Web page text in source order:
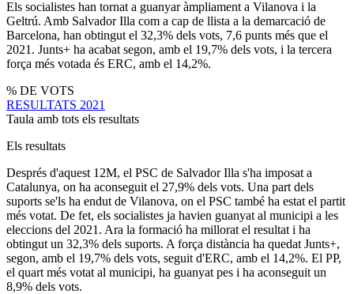
Els socialistes han tornat a guanyar àmpliament a Vilanova i la
Geltrú. Amb Salvador Illa com a cap de llista a la demarcació de
Barcelona, han obtingut el 32,3% dels vots, 7,6 punts més que el
2021. Junts+ ha acabat segon, amb el 19,7% dels vots, i la tercera
força més votada és ERC, amb el 14,2%.
% DE VOTS
RESULTATS 2021
Taula amb tots els resultats
Els resultats
Després d'aquest 12M, el PSC de Salvador Illa s'ha imposat a
Catalunya, on ha aconseguit el 27,9% dels vots. Una part dels
suports se'ls ha endut de Vilanova, on el PSC també ha estat el partit
més votat. De fet, els socialistes ja havien guanyat al municipi a les
eleccions del 2021. Ara la formació ha millorat el resultat i ha
obtingut un 32,3% dels suports. A força distància ha quedat Junts+,
segon, amb el 19,7% dels vots, seguit d'ERC, amb el 14,2%. El PP,
el quart més votat al municipi, ha guanyat pes i ha aconseguit un
8,9% dels vots.